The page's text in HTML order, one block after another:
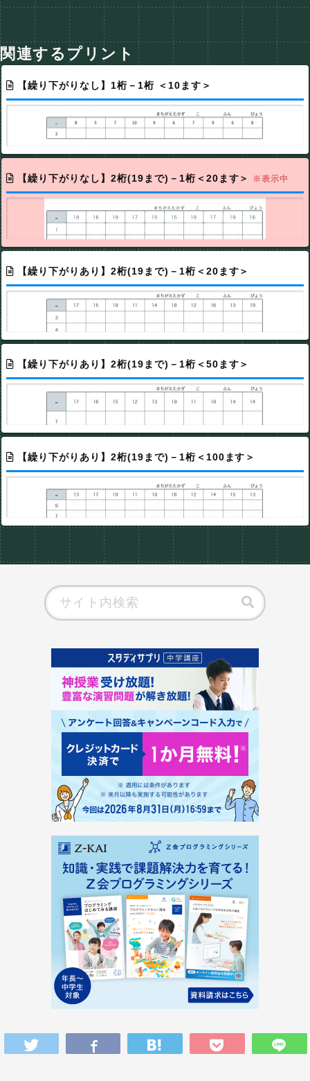
関連するプリント
【繰り下がりなし】1桁－1桁 ＜10ます＞
【繰り下がりなし】2桁(19まで)－1桁＜20ます＞ ※表示中
【繰り下がりあり】2桁(19まで)－1桁＜20ます＞
【繰り下がりあり】2桁(19まで)－1桁＜50ます＞
【繰り下がりあり】2桁(19まで)－1桁＜100ます＞